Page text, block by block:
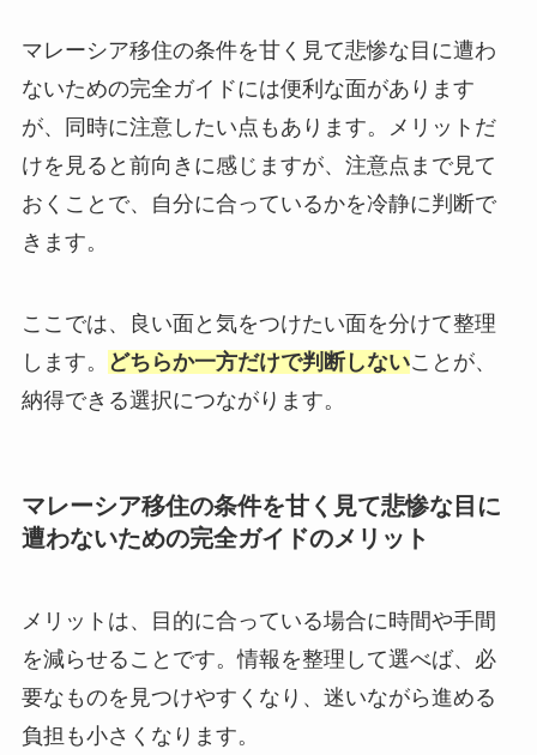
マレーシア移住の条件を甘く見て悲惨な目に遭わ
ないための完全ガイドには便利な面があります
が、同時に注意したい点もあります。メリットだ
けを見ると前向きに感じますが、注意点まで見て
おくことで、自分に合っているかを冷静に判断で
きます。
ここでは、良い面と気をつけたい面を分けて整理
します。
どちらか一方だけで判断しないことが、
納得できる選択につながります。
マレーシア移住の条件を甘く見て悲惨な目に
遭わないための完全ガイドのメリット
メリットは、目的に合っている場合に時間や手間
を減らせることです。情報を整理して選べば、必
要なものを見つけやすくなり、迷いながら進める
負担も小さくなります。